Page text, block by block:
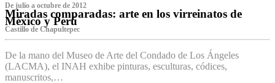
De julio a octubre de 2012
Miradas comparadas: arte en los virreinatos de
México y Perú
Castillo de Chapultepec
De la mano del Museo de Arte del Condado de Los Ángeles
(LACMA), el INAH exhibe pinturas, esculturas, códices,
manuscritos,…